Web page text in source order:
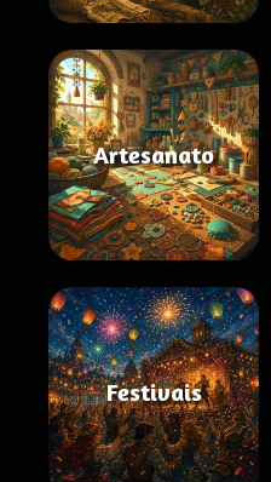
Artesanato
Festivais